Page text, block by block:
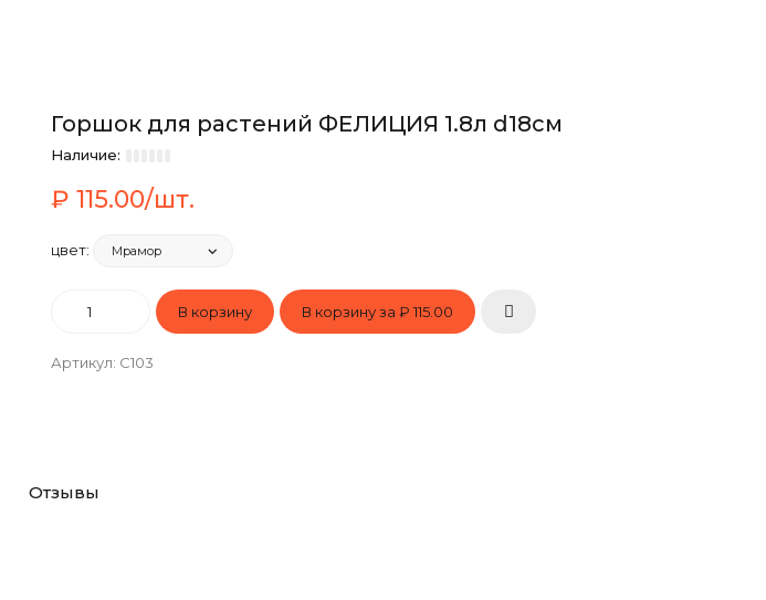
Горшок для растений ФЕЛИЦИЯ 1.8л d18см
Наличие:
₽ 115.00/шт.
цвет:
В корзину за ₽ 115.00
Артикул: С103
Отзывы